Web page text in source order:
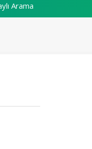
Arama